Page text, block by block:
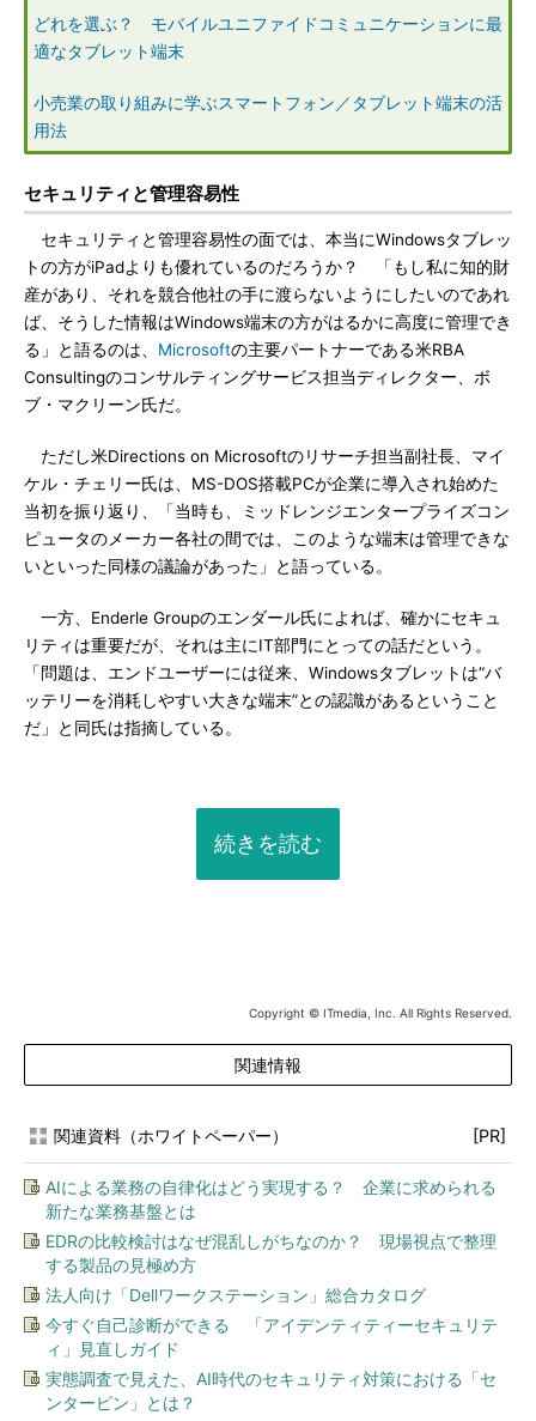
どれを選ぶ？ モバイルユニファイドコミュニケーションに最
適なタブレット端末
小売業の取り組みに学ぶスマートフォン／タブレット端末の活
用法
セキュリティと管理容易性
セキュリティと管理容易性の面では、本当にWindowsタブレッ
トの方がiPadよりも優れているのだろうか？ 「もし私に知的財
産があり、それを競合他社の手に渡らないようにしたいのであれ
ば、そうした情報はWindows端末の方がはるかに高度に管理でき
る」と語るのは、 Microsoftの主要パートナーである米RBA
Consultingのコンサルティングサービス担当ディレクター、ボ
ブ・マクリーン氏だ。
ただし米Directions on Microsoftのリサーチ担当副社長、マイ
ケル・チェリー氏は、MS-DOS搭載PCが企業に導入され始めた
当初を振り返り、「当時も、ミッドレンジエンタープライズコン
ピュータのメーカー各社の間では、このような端末は管理できな
いといった同様の議論があった」と語っている。
一方、Enderle Groupのエンダール氏によれば、確かにセキュ
リティは重要だが、それは主にIT部門にとっての話だという。
「問題は、エンドユーザーには従来、Windowsタブレットは“バ
ッテリーを消耗しやすい大きな端末”との認識があるということ
だ」と同氏は指摘している。
続きを読む
Copyright © ITmedia, Inc. All Rights Reserved.
関連情報
関連資料（ホワイトペーパー） [PR]
AIによる業務の自律化はどう実現する？ 企業に求められる
新たな業務基盤とは
EDRの比較検討はなぜ混乱しがちなのか？ 現場視点で整理
する製品の見極め方
法人向け「Dellワークステーション」総合カタログ
今すぐ自己診断ができる 「アイデンティティーセキュリテ
ィ」見直しガイド
実態調査で見えた、AI時代のセキュリティ対策における「セ
ンターピン」とは？